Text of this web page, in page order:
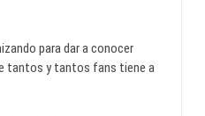
para dar a conocer
tantos y tantos fans tiene a